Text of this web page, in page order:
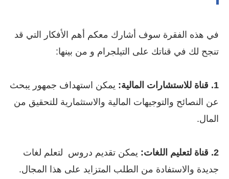
في هذه الفقرة سوف أشارك معكم أهم الأفكار التي قد
تنجح لك في قناتك على التيلجرام و من بينها:
1. قناة للاستشارات المالية:
يمكن استهداف جمهور يبحث
عن النصائح والتوجيهات المالية والاستثمارية للتحقيق من
المال.
2. قناة لتعليم اللغات:
يمكن تقديم دروس لتعلم لغات
جديدة والاستفادة من الطلب المتزايد على هذا المجال.